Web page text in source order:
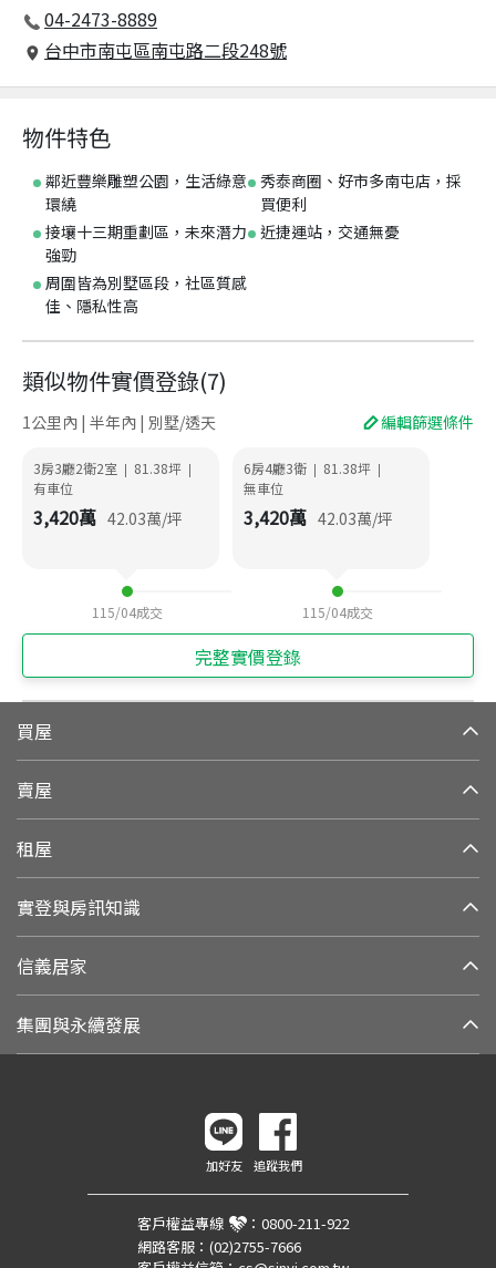
04-2473-8889
台中市南屯區南屯路二段248號
物件特色
鄰近豐樂雕塑公園，生活綠意
環繞
秀泰商圈、好市多南屯店，採
買便利
接壤十三期重劃區，未來潛力
強勁
近捷運站，交通無憂
周圍皆為別墅區段，社區質感
佳、隱私性高
類似物件實價登錄(7)
1公里內 | 半年內 | 別墅/透天 編輯篩選條件
3房3廳2衛2室 | 81.38坪 |
有車位
3,420萬 42.03萬/坪
115/04成交
6房4廳3衛 | 81.38坪 |
無車位
3,420萬 42.03萬/坪
115/04成交
完整實價登錄
買屋
賣屋
租屋
實登與房訊知識
信義居家
集團與永續發展
加好友 追蹤我們
客戶權益專線 ： 0800-211-922
網路客服： (02)2755-7666